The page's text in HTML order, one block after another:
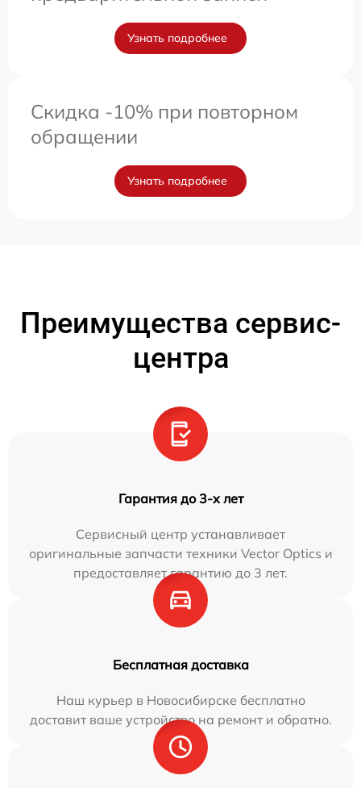
Узнать подробнее
Скидка -10% при повторном
обращении
Узнать подробнее
Преимущества сервис-
центра
Гарантия до 3-х лет
Сервисный центр устанавливает
оригинальные запчасти техники Vector Optics и
предоставляет гарантию до 3 лет.
Бесплатная доставка
Наш курьер в Новосибирске бесплатно
доставит ваше устройство на ремонт и обратно.